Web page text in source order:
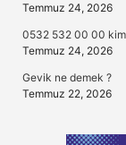
Temmuz 24, 2026
0532 532 00 00
Temmuz 24, 2026
Gevik ne demek ?
Temmuz 22, 2026